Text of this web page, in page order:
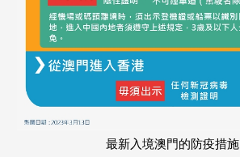
最新入境澳門的防疫措施